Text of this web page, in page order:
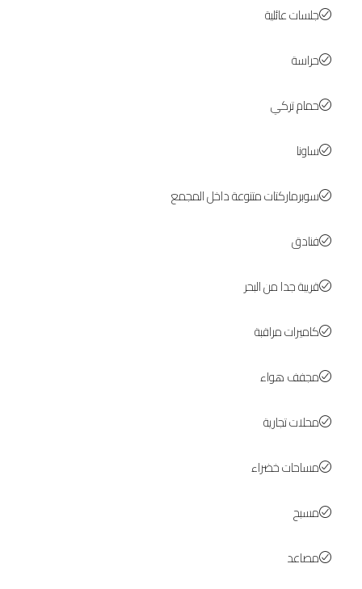
جلسات عائلية
حراسة
حمام تركي
ساونا
سوبرماركتات متنوعة داخل المجمع
فنادق
قريبة جدا من البحر
كاميرات مراقبة
مجفف هواء
محلات تجارية
مساحات خضراء
مسبح
مصاعد